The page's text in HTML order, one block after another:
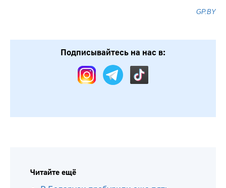
GP.BY
Подписывайтесь на нас в: